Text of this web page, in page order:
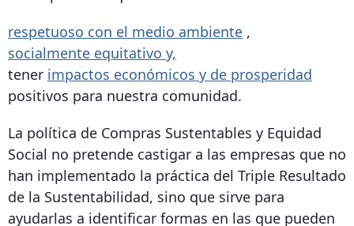
respetuoso con el medio ambiente ,
socialmente equitativo y,
tener impactos económicos y de prosperidad
positivos para nuestra comunidad.
La política de Compras Sustentables y Equidad
Social no pretende castigar a las empresas que no
han implementado la práctica del Triple Resultado
de la Sustentabilidad, sino que sirve para
ayudarlas a identificar formas en las que pueden